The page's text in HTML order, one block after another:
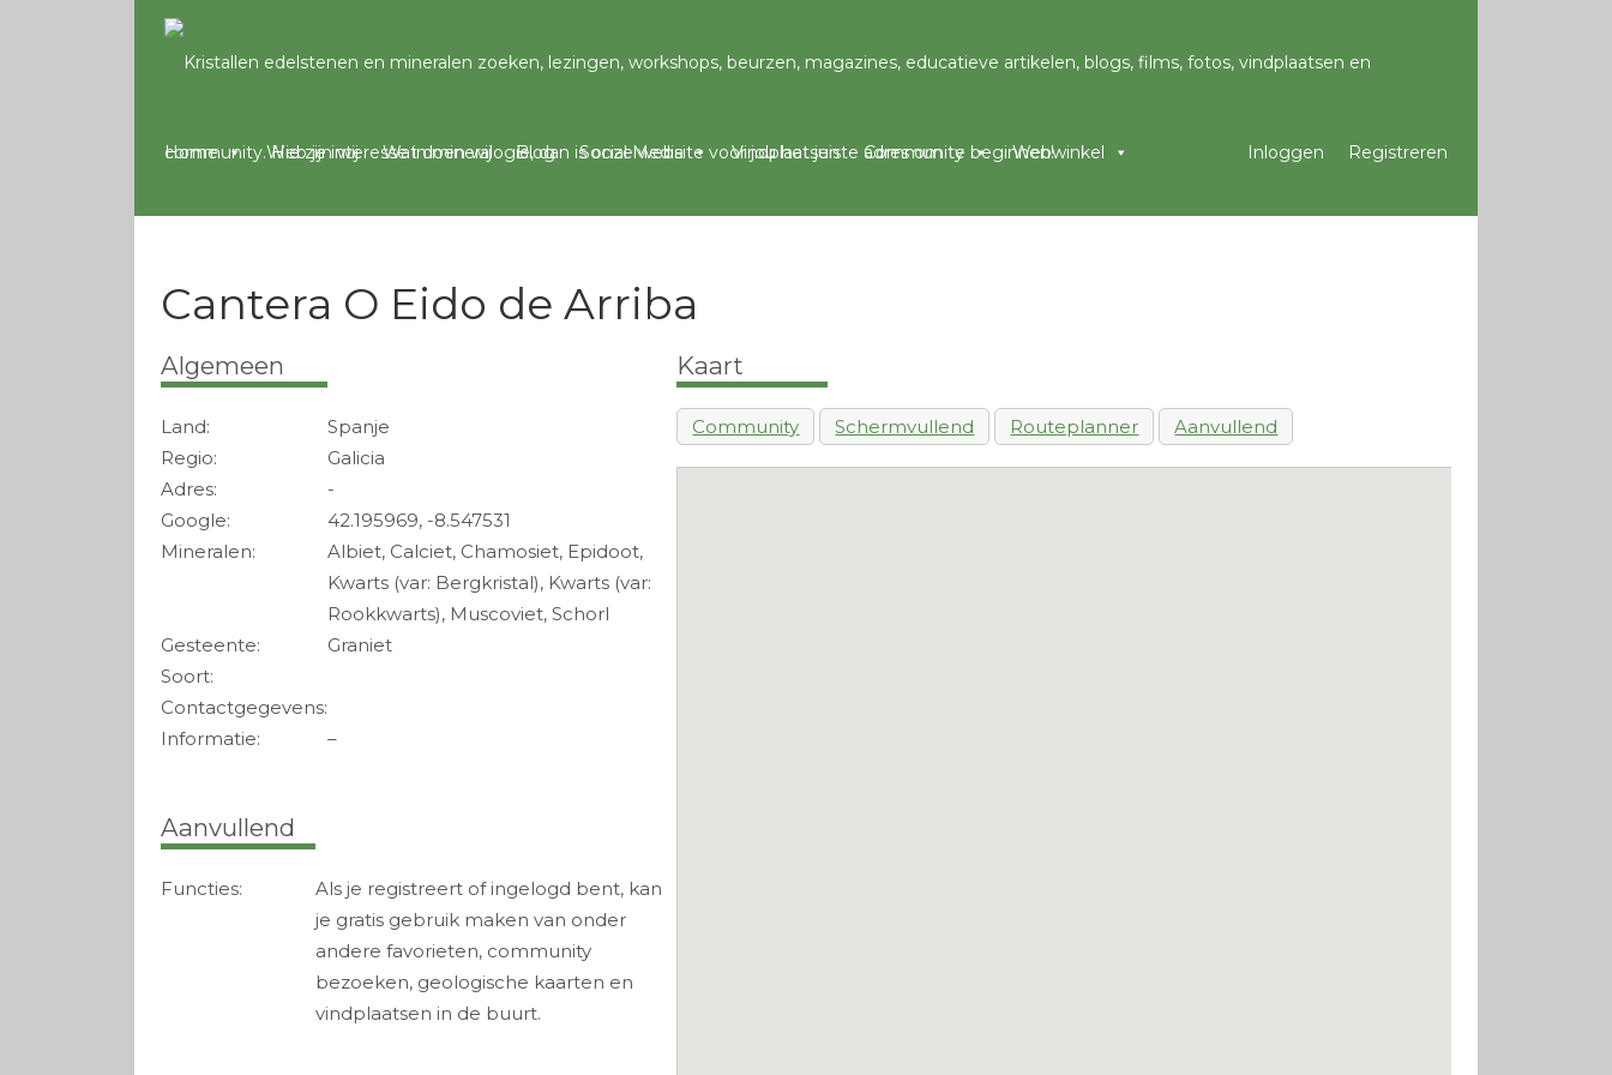
Home Wie zijn wij Wat doen wij Blog Social Media Vindplaatsen Community Webwinkel Registreren
Inloggen
Cantera O Eido de Arriba
Algemeen
Land:
Spanje
Regio:
Galicia
Adres:
-
Google:
42.195969, -8.547531
Mineralen:
Albiet, Calciet, Chamosiet, Epidoot,
Kwarts (var: Bergkristal), Kwarts (var:
Rookkwarts), Muscoviet, Schorl
Gesteente:
Graniet
Soort:
Contactgegevens:
Informatie:
–
Aanvullend
Functies:
Als je registreert of ingelogd bent, kan
je gratis gebruik maken van onder
andere favorieten, community
bezoeken, geologische kaarten en
vindplaatsen in de buurt.
Kaart
Community Schermvullend Routeplanner Aanvullend